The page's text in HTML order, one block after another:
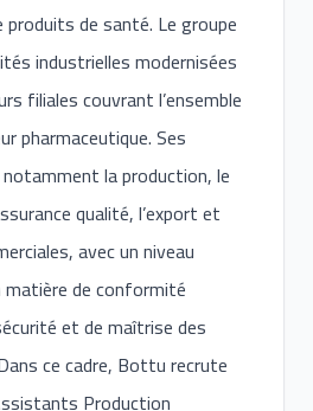
de santé. Le groupe
industrielles modernisées
filiales couvrant l’ensemble
pharmaceutique. Ses
la production, le
qualité, l’export et
avec un niveau
matière de conformité
et de maîtrise des
ce cadre, Bottu recrute
Production